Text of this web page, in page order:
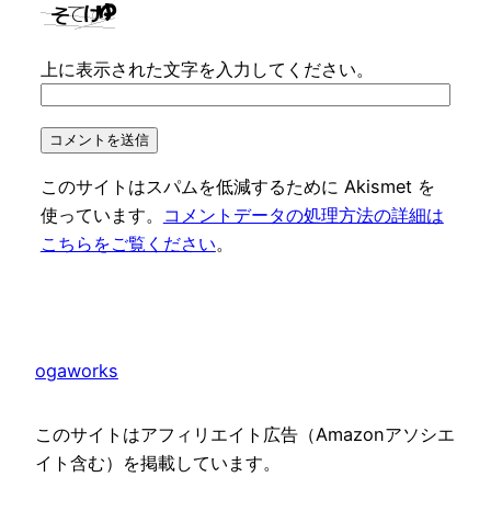
上に表示された文字を入力してください。
このサイトはスパムを低減するために Akismet を
使っています。
コメントデータの処理方法の詳細は
こちらをご覧ください。
ogaworks
このサイトはアフィリエイト広告（Amazonアソシエ
イト含む）を掲載しています。